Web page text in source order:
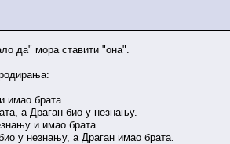
да" мора ставити "она".
имао брата.
а Драган био у незнању.
и имао брата.
у незнању, а Драган имао брата.